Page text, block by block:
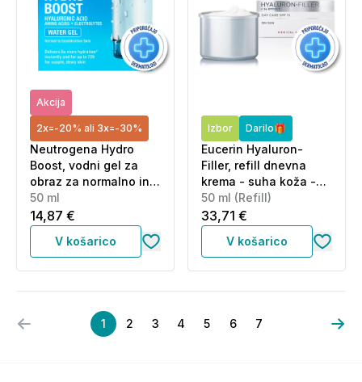
Akcija
2x=-20% ali 3x=-30%
Neutrogena Hydro
Boost, vodni gel za
obraz za normalno in
mešano kožo (50 ml)
50 ml
14,87 €
V košarico
Izbor Darilo🎁
Eucerin Hyaluron-
Filler, refill dnevna
krema - suha koža -
ZF 15 (50 ml)
50 ml (Refill)
33,71 €
V košarico
1 2 3 4 5 6 7